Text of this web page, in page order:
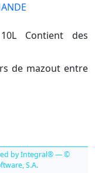
10L Contient des
de mazout entre
by Integral® — ©
S.A.